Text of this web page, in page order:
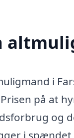
i
på at
og
i